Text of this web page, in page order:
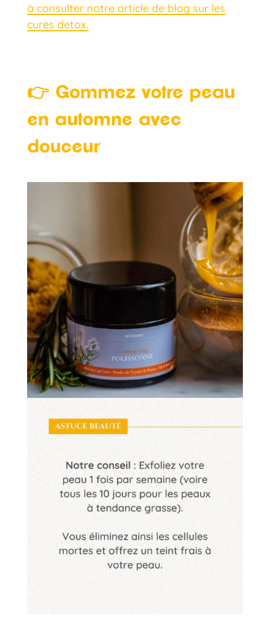
à consulter notre article de blog sur les
cures detox.
👉 Gommez votre peau
en automne avec
douceur